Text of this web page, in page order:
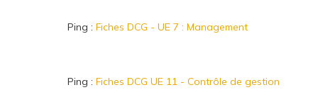
Ping : Fiches DCG - UE 7 : Management
Ping : Fiches DCG UE 11 - Contrôle de gestion